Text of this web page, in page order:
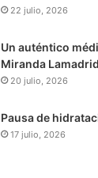
22 julio, 2026
Un auténtico
Miranda Lamadrid
20 julio, 2026
Pausa de
17 julio, 2026